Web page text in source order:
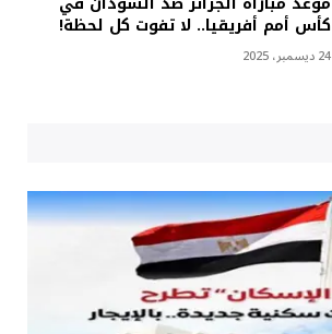
كأس أمم أفريقيا.. لا تفوت كل لحظة!
24 ديسمبر، 2025